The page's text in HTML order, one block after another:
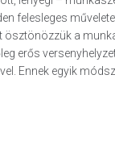
felesleges
a
erős
Ennek egyik